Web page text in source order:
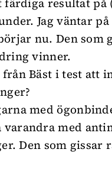
färdiga resultat på
Jag väntar
nu. Den som
vinner.
Bäst i test att
med
varandra med
Den som gissar